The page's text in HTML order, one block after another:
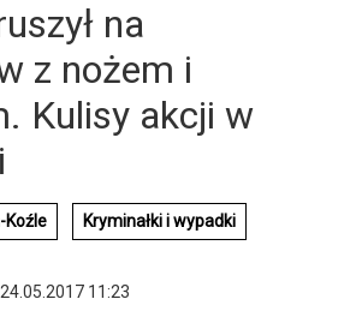
na
z nożem i
Kulisy akcji w
Koźle Kryminałki i wypadki
24.05.2017 11:23